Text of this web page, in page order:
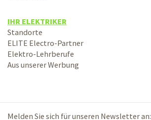
IHR ELEKTRIKER
Standorte
ELITE Electro-Partner
Elektro-Lehrberufe
Aus unserer Werbung
Melden Sie sich für unseren Newsletter an: